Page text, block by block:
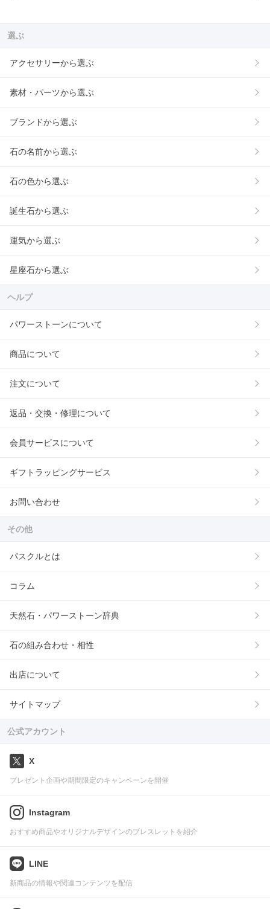
選ぶ
アクセサリーから選ぶ
素材・パーツから選ぶ
ブランドから選ぶ
石の名前から選ぶ
石の色から選ぶ
誕生石から選ぶ
運気から選ぶ
星座石から選ぶ
ヘルプ
パワーストーンについて
商品について
注文について
返品・交換・修理について
会員サービスについて
ギフトラッピングサービス
お問い合わせ
その他
パスクルとは
コラム
天然石・パワーストーン辞典
石の組み合わせ・相性
出店について
サイトマップ
公式アカウント
X
プレゼント企画や期間限定のキャンペーンを開催
Instagram
おすすめ商品やオリジナルデザインのブレスレットを紹介
LINE
新商品の情報や関連コンテンツを配信